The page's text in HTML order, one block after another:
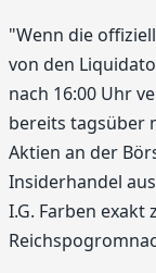
"Wenn die
von den
nach 16:00 Uhr
bereits tagsüber
Aktien an der
Insiderhandel
I.G. Farben exakt